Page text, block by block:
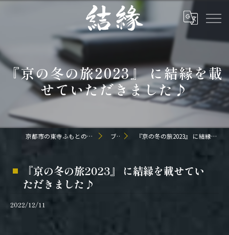
『京の冬の旅2023』 に結縁を載
せていただきました♪
京都市の東寺ふもとの和食なら日本料理 結縁 ブログ 『京の冬の旅2023』 に結縁を載せていただきました♪
『京の冬の旅2023』 に結縁を載せてい
ただきました♪
2022/12/11